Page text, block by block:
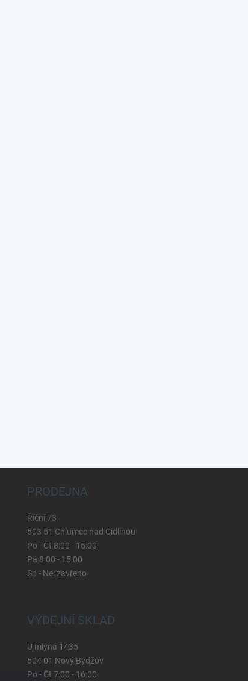
PRODEJNA
Říční 73
503 51 Chlumec nad Cidlinou
Po - Čt 8:00 - 16:00
Pá 8:00 - 15:00
So - Ne: zavřeno
VÝDEJNÍ SKLAD
U mlýna 1435
504 01 Nový Bydžov
Po - Čt 7:00 - 16:00